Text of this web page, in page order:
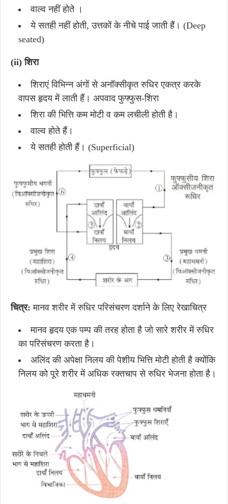
वाल्व नहीं होते ।
ये सतही नहीं होती, उत्तकों के नीचे पाई जाती हैं। (Deep
seated)
(ii) शिरा
शिराएं विभिन्न अंगों से अनॉक्सीकृत रुधिर एकत्र करके
वापस हृदय में लाती हैं। अपवाद फुफ्फुस-शिरा
शिरा की भित्ति कम मोटी व कम लचीली होती है।
वाल्व होते हैं।
ये सतही होती हैं। (Superficial)
चित्र:मानव शरीर में रुधिर परिसंचरण दर्शाने के लिए रेखाचित्र
मानव हृदय एक पम्प की तरह होता है जो सारे शरीर में रुधिर
का परिसंचरण करता है।
अलिंद की अपेक्षा निलय की पेशीय भित्ति मोटी होती है क्योंकि
निलय को पूरे शरीर में अधिक रक्तचाप से रुधिर भेजना होता है।